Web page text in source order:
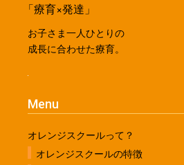
「療育×発達」
お子さま一人ひとりの
成長に合わせた療育。
Menu
オレンジスクールって？
オレンジスクールの特徴